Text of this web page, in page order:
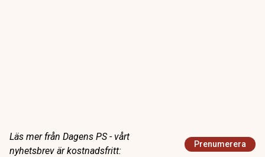
Läs mer från Dagens PS - vårt
nyhetsbrev är kostnadsfritt:
Prenumerera